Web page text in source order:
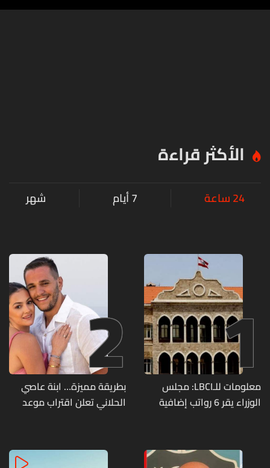
الأكثر قراءة
24 ساعة 7 أيام شهر
1
معلومات للـLBCI: مجلس
الوزراء يقر 6 رواتب إضافية
منذ آذار
2
بطريقة مميزة… ابنة عاصي
الحلاني تعلن اقتراب موعد